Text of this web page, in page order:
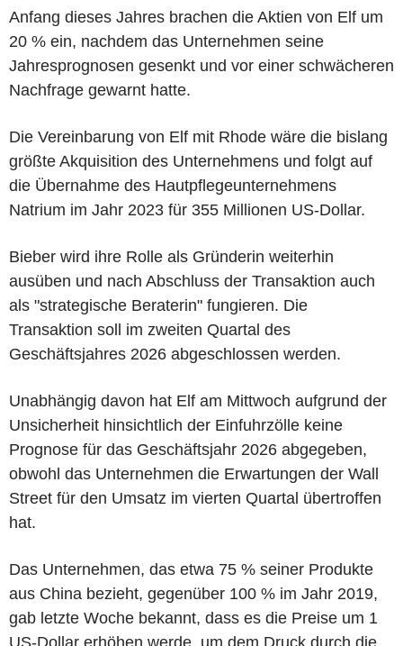
Anfang dieses Jahres brachen die Aktien von Elf um
20 % ein, nachdem das Unternehmen seine
Jahresprognosen gesenkt und vor einer schwächeren
Nachfrage gewarnt hatte.
Die Vereinbarung von Elf mit Rhode wäre die bislang
größte Akquisition des Unternehmens und folgt auf
die Übernahme des Hautpflegeunternehmens
Natrium im Jahr 2023 für 355 Millionen US-Dollar.
Bieber wird ihre Rolle als Gründerin weiterhin
ausüben und nach Abschluss der Transaktion auch
als "strategische Beraterin" fungieren. Die
Transaktion soll im zweiten Quartal des
Geschäftsjahres 2026 abgeschlossen werden.
Unabhängig davon hat Elf am Mittwoch aufgrund der
Unsicherheit hinsichtlich der Einfuhrzölle keine
Prognose für das Geschäftsjahr 2026 abgegeben,
obwohl das Unternehmen die Erwartungen der Wall
Street für den Umsatz im vierten Quartal übertroffen
hat.
Das Unternehmen, das etwa 75 % seiner Produkte
aus China bezieht, gegenüber 100 % im Jahr 2019,
gab letzte Woche bekannt, dass es die Preise um 1
US-Dollar erhöhen werde, um dem Druck durch die